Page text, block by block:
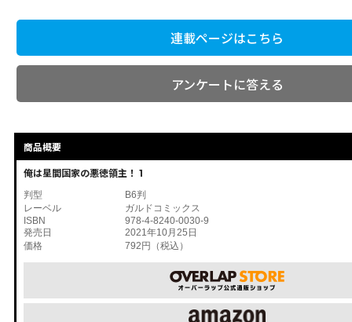
連載ページはこちら
アンケートに答える
商品概要
俺は星間国家の悪徳領主！ 1
判型
B6判
レーベル
ガルドコミックス
ISBN
978-4-8240-0030-9
発売日
2021年10月25日
価格
792円（税込）